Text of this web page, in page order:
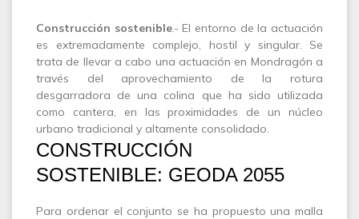
Construcción sostenible.- El entorno de la actuación
es extremadamente complejo, hostil y singular. Se
trata de llevar a cabo una actuación en Mondragón a
través del aprovechamiento de la rotura
desgarradora de una colina que ha sido utilizada
como cantera, en las proximidades de un núcleo
urbano tradicional y altamente consolidado.
CONSTRUCCIÓN
SOSTENIBLE: GEODA 2055
Para ordenar el conjunto se ha propuesto una malla